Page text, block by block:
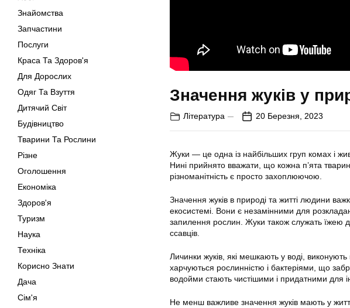
Знайомства
Запчастини
Послуги
Краса Та Здоров'я
Для Дорослих
Одяг Та Взуття
Дитячий Світ
Будівництво
Тварини Та Рослини
Різне
Оголошення
Економіка
Здоров'я
Туризм
Наука
Техніка
Корисно Знати
Дача
Сім'я
Значення жуків у
Література 20 Березня, 2023
Жуки — це одна із найбільших груп комах і
Нині прийнято вважати, що кожна п’ята
різноманітність є просто захоплюючою.
Значення жуків в природі та житті людини
екосистемі. Вони є незамінними для
запилення рослин. Жуки також служать їжею
ссавців.
Личинки жуків, які мешкають у воді,
харчуються рослинністю і бактеріями, що
водойми стають чистішими і придатними для
Не менш важливе значення жуків мають у